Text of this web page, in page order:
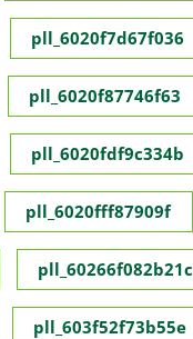
pll_6020f7d67f036
pll_6020f87746f63
pll_6020fdf9c334b
pll_6020fff87909f
pll_60266f082b21c
pll_603f52f73b55e